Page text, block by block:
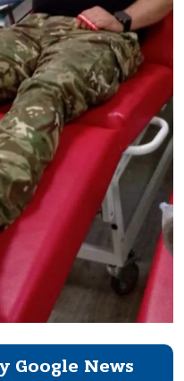
Google News